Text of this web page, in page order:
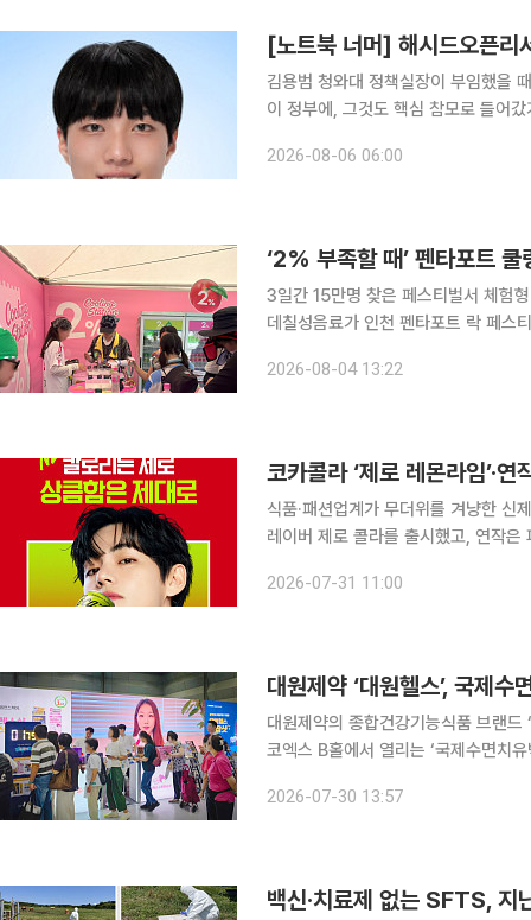
[노트북 너머] 해시드오픈리
김용범 청와대 정책실장이 부임했을
이 정부에, 그것도 핵심 참모로 들어
2026-08-06 06:00
‘2% 부족할 때’ 펜타포트
3일간 15만명 찾은 페스티벌서 체험형
데칠성음료가 인천 펜타포트 락 페
원에서 열린 '2026 펜타포트 락 페
2026-08-04 13:22
코카콜라 ‘제로 레몬라임’·
식품·패션업계가 무더위를 겨냥한 신
레이버 제로 콜라를 출시했고, 연작
2026-07-31 11:00
대원제약 ‘대원헬스’, 국제
대원제약의 종합건강기능식품 브랜
코엑스 B홀에서 열리는 ‘국제수면치
2026-07-30 13:57
백신·치료제 없는 SFTS,